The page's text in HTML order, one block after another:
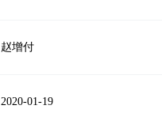
赵增付
2020-01-19